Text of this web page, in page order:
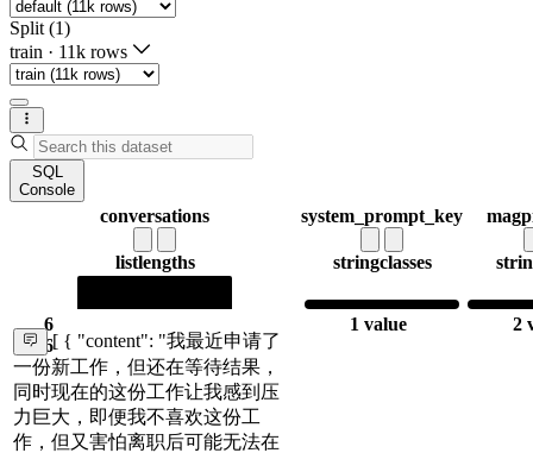
Split (1)
train · 11k rows
SQL
Console
conversations
listlengths
6
6
system_prompt_key
stringclasses
1 value
2
[ { "content": "我最近申请了
一份新工作，但还在等待结果，
同时现在的这份工作让我感到压
力巨大，即便我不喜欢这份工
作，但又害怕离职后可能无法在